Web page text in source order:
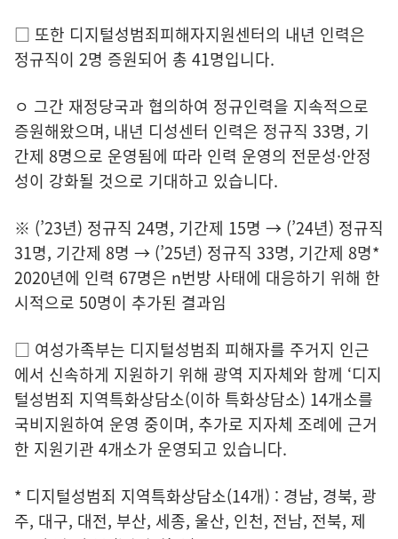
□ 또한 디지털성범죄피해자지원센터의 내년 인력은
정규직이 2명 증원되어 총 41명입니다.
ㅇ 그간 재정당국과 협의하여 정규인력을 지속적으로
증원해왔으며, 내년 디성센터 인력은 정규직 33명, 기
간제 8명으로 운영됨에 따라 인력 운영의 전문성·안정
성이 강화될 것으로 기대하고 있습니다.
※ (’23년) 정규직 24명, 기간제 15명 → (’24년) 정규직
31명, 기간제 8명 → (’25년) 정규직 33명, 기간제 8명*
2020년에 인력 67명은 n번방 사태에 대응하기 위해 한
시적으로 50명이 추가된 결과임
□ 여성가족부는 디지털성범죄 피해자를 주거지 인근
에서 신속하게 지원하기 위해 광역 지자체와 함께 ‘디지
털성범죄 지역특화상담소(이하 특화상담소) 14개소를
국비지원하여 운영 중이며, 추가로 지자체 조례에 근거
한 지원기관 4개소가 운영되고 있습니다.
* 디지털성범죄 지역특화상담소(14개) : 경남, 경북, 광
주, 대구, 대전, 부산, 세종, 울산, 인천, 전남, 전북, 제